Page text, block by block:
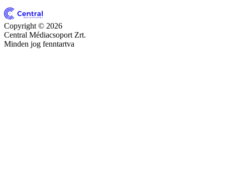
Copyright © 2026
Central Médiacsoport Zrt.
Minden jog fenntartva